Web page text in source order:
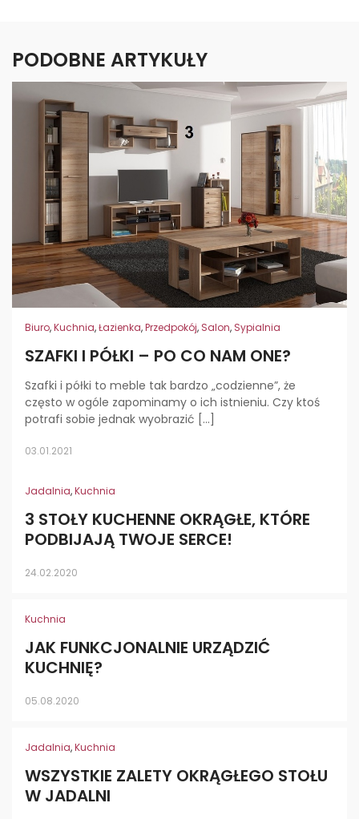
PODOBNE ARTYKUŁY
Biuro,Kuchnia,Łazienka,Przedpokój, Salon, Sypialnia
SZAFKI I PÓŁKI – PO CO NAM ONE?
Szafki i półki to meble tak bardzo „codzienne”, że
często w ogóle zapominamy o ich istnieniu. Czy ktoś
potrafi sobie jednak wyobrazić […]
03.01.2021
Jadalnia,Kuchnia
3 STOŁY KUCHENNE OKRĄGŁE, KTÓRE
PODBIJAJĄ TWOJE SERCE!
24.02.2020
Kuchnia
JAK FUNKCJONALNIE URZĄDZIĆ
KUCHNIĘ?
05.08.2020
Jadalnia,Kuchnia
WSZYSTKIE ZALETY OKRĄGŁEGO STOŁU
W JADALNI